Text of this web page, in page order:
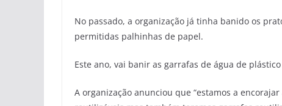
No passado, a organização já tinha banido os
permitidas palhinhas de papel.
Este ano, vai banir as garrafas de água de
A organização anunciou que “estamos a